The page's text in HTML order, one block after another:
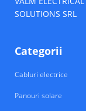
SOLUTIONS SRL
Categorii
Cabluri electrice
Panouri solare